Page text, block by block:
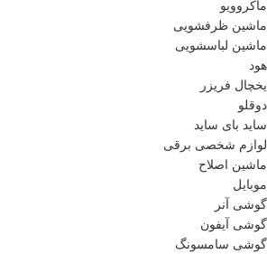
ماکروویو
ماشین ظرفشویی
ماشین لباسشویی
هود
یخچال فریزر
دوقلو
ساید بای ساید
لوازم شخصی برقی
ماشین اصلاح
موبایل
گوشی آنر
گوشی آیفون
گوشی سامسونگ